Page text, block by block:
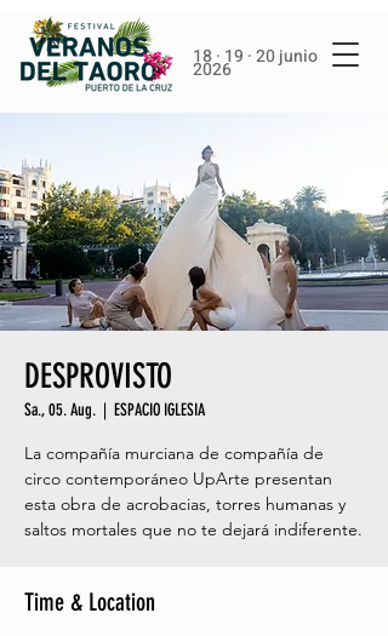
18 · 19 · 20 junio
2026
DESPROVISTO
Sa., 05. Aug.
  |
ESPACIO IGLESIA
La compañía murciana de compañía de
circo contemporáneo UpArte presentan
esta obra de acrobacias, torres humanas y
saltos mortales que no te dejará indiferente.
Time & Location